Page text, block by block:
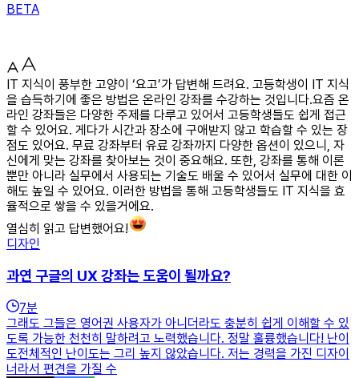
BETA
IT 지식이 풍부한 고양이 ‘요고’가 답변해 드려요. 고등학생이 IT 지식
을 습득하기에 좋은 방법은 온라인 강좌를 수강하는 것입니다.요즘 온
라인 강좌들은 다양한 주제를 다루고 있어서 고등학생들도 쉽게 접근
할 수 있어요. 게다가 시간과 장소에 구애받지 않고 학습할 수 있는 장
점도 있어요. 무료 강좌부터 유료 강좌까지 다양한 옵션이 있으니, 자
신에게 맞는 강좌를 찾아보는 것이 중요해요. 또한, 강좌를 통해 이론
뿐만 아니라 실무에서 사용되는 기술도 배울 수 있어서 실무에 대한 이
해도 높일 수 있어요. 이러한 방법을 통해 고등학생들도 IT 지식을 효
율적으로 쌓을 수 있을거에요.
열심히 읽고 답변했어요!
디자인
과연 구글의 UX 강좌는 도움이 될까요?
7분
그래도 그들은 영어권 사용자가 아니더라도 충분히 쉽게 이해할 수 있
도록 가능한 천천히 말하려고 노력했습니다. 정말 훌륭했습니다! 난이
도전체적인 난이도는 그리 높지 않았습니다. 저는 경력을 가진 디자이
너라서 편견을 가질 수